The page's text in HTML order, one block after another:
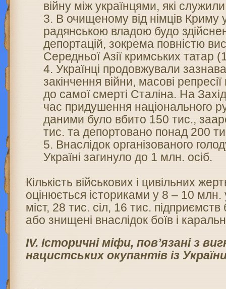
війну між українцями, які
В очищеному від німців Криму
радянською владою будо
депортацій, зокрема повністю
Середньої Азії кримських татар
Українці продовжували
закінчення війни, масові
до самої смерті Сталіна. На
час придушення національного
даними було вбито 150 тис.,
тис. та депортовано понад 200
Внаслідок організованого
Україні загинуло до 1 млн. осіб.
Кількість військових і цивільних
оцінюється істориками у 8 – 10 млн.
міст, 28 тис. сіл, 16 тис.
або знищені внаслідок боїв і
ІV. Історичні міфи, пов’язані з
нацистських окупантів із